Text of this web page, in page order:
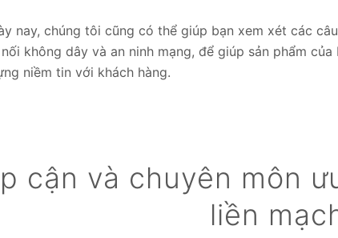
nay, chúng tôi cũng có thể giúp bạn xem xét các
không dây và an ninh mạng, để giúp sản phẩm
niềm tin với khách hàng.
cận và chuyên môn
liền